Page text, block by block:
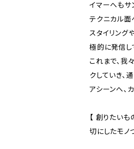
イマーへもサ
テクニカル面
スタイリング
極的に発信し
これまで、我
クしていき、
アシーンへ、
【 創りたい
切にしたモノ